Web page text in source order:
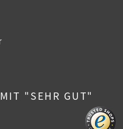
"SEHR GUT"